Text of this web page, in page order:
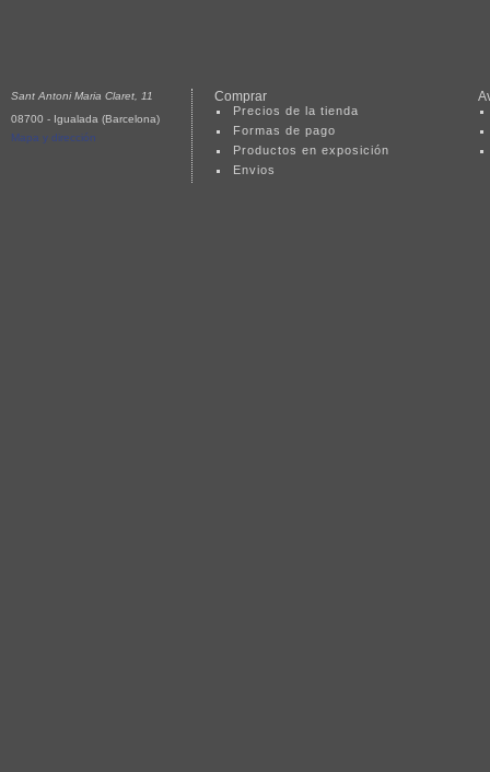
Sant Antoni Maria Claret, 11
08700 - Igualada (Barcelona)
Mapa y dirección
Comprar
Precios de la tienda
Formas de pago
Productos en exposición
Envios